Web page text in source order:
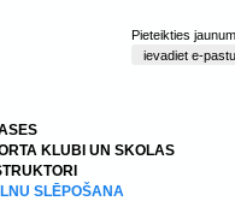
Pieteikties
KLUBI UN SKOLAS
SLĒPOŠANA